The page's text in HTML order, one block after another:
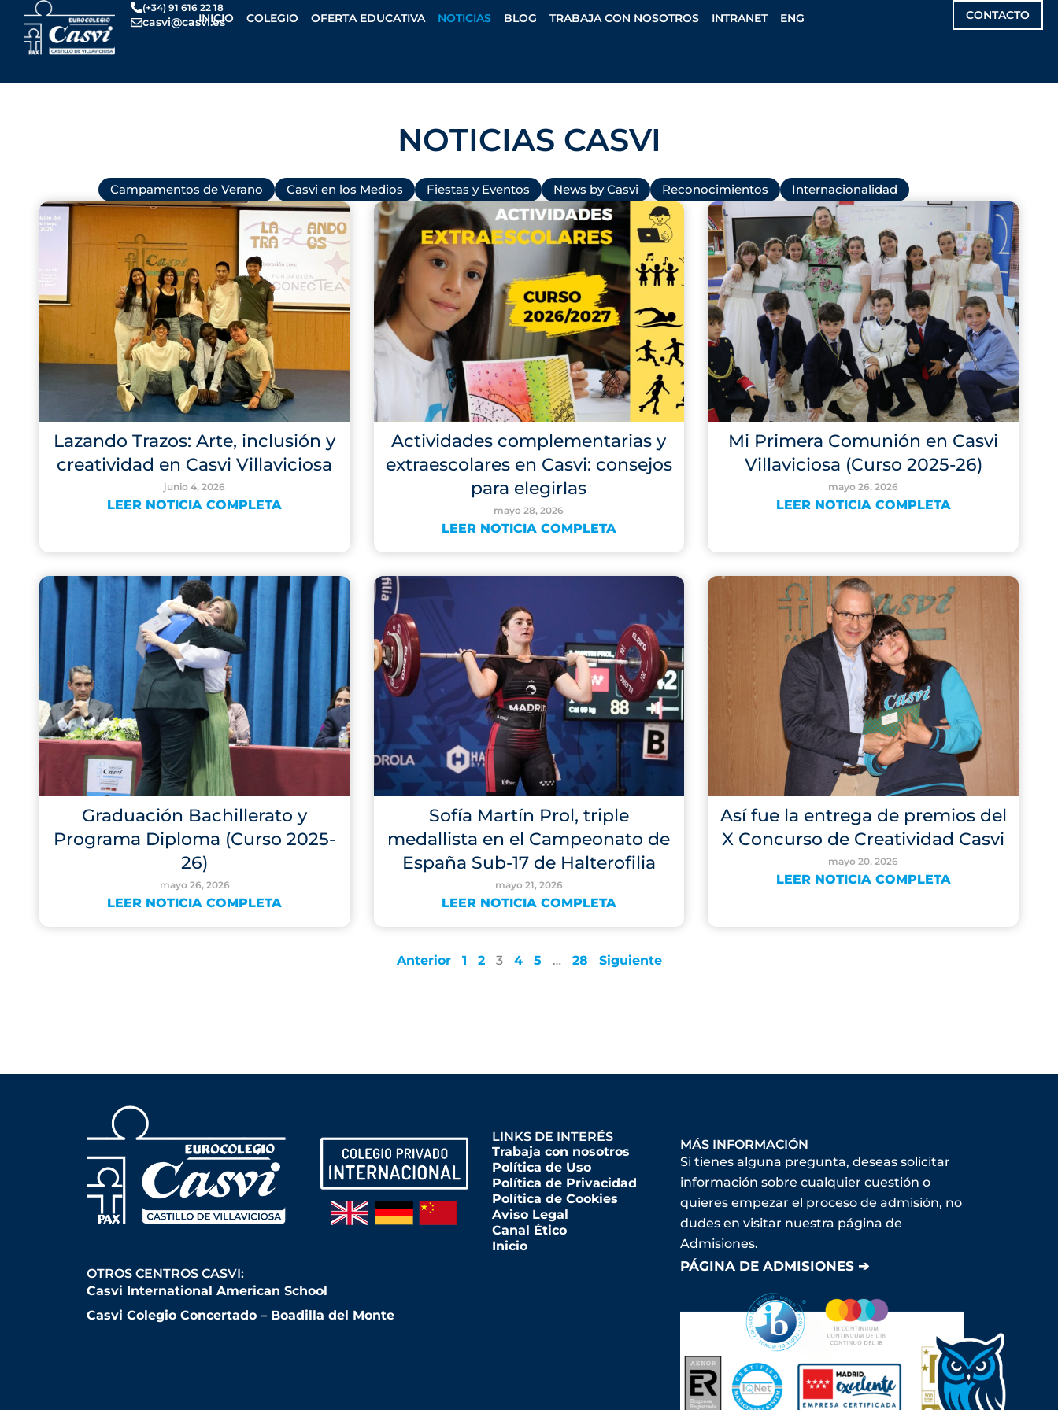
contenido
(+34) 91 616 22 18
casvi@casvi.es
INICIO COLEGIO OFERTA EDUCATIVA NOTICIAS BLOG TRABAJA CON NOSOTROS INTRANET ENG CONTACTO
NOTICIAS CASVI
Campamentos de Verano Casvi en los Medios Fiestas y Eventos News by Casvi Reconocimientos Internacionalidad
Lazando Trazos: Arte, inclusión y
creatividad en Casvi Villaviciosa
junio 4, 2026
LEER NOTICIA COMPLETA
Actividades complementarias y
extraescolares en Casvi: consejos
para elegirlas
mayo 28, 2026
LEER NOTICIA COMPLETA
Mi Primera Comunión en Casvi
Villaviciosa (Curso 2025-26)
mayo 26, 2026
LEER NOTICIA COMPLETA
Graduación Bachillerato y
Programa Diploma (Curso 2025-
26)
mayo 26, 2026
LEER NOTICIA COMPLETA
Sofía Martín Prol, triple
medallista en el Campeonato de
España Sub-17 de Halterofilia
mayo 21, 2026
LEER NOTICIA COMPLETA
Así fue la entrega de premios del
X Concurso de Creatividad Casvi
mayo 20, 2026
LEER NOTICIA COMPLETA
Anterior
P
a
e
1
P
a
g
e
2
P
a
g
3
P
a
4
P
a
e
5 …
P
a
e
28 Siguiente
OTROS CENTROS CASVI:
Casvi International American School
Casvi Colegio Concertado – Boadilla del Monte
LINKS DE INTERÉS
Trabaja con nosotros
Política de Uso
Política de Privacidad
Política de Cookies
Aviso Legal
Canal Ético
Inicio
MÁS INFORMACIÓN
Si tienes alguna pregunta, deseas solicitar
información sobre cualquier cuestión o
quieres empezar el proceso de admisión, no
dudes en visitar nuestra página de
Admisiones.
PÁGINA DE ADMISIONES ➔